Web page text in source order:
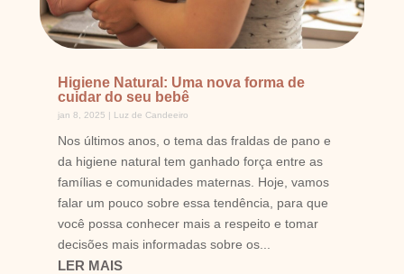
Higiene Natural: Uma nova forma de
cuidar do seu bebê
jan 8, 2025 | Luz de Candeeiro
Nos últimos anos, o tema das fraldas de pano e
da higiene natural tem ganhado força entre as
famílias e comunidades maternas. Hoje, vamos
falar um pouco sobre essa tendência, para que
você possa conhecer mais a respeito e tomar
decisões mais informadas sobre os...
LER MAIS